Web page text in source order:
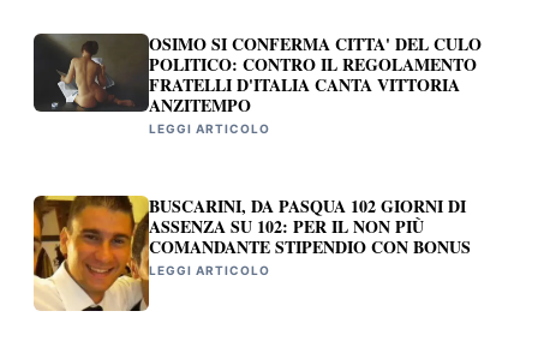
OSIMO SI CONFERMA CITTA' DEL CULO
POLITICO: CONTRO IL REGOLAMENTO
FRATELLI D'ITALIA CANTA VITTORIA
ANZITEMPO
LEGGI ARTICOLO
BUSCARINI, DA PASQUA 102 GIORNI DI
ASSENZA SU 102: PER IL NON PIÙ
COMANDANTE STIPENDIO CON BONUS
LEGGI ARTICOLO